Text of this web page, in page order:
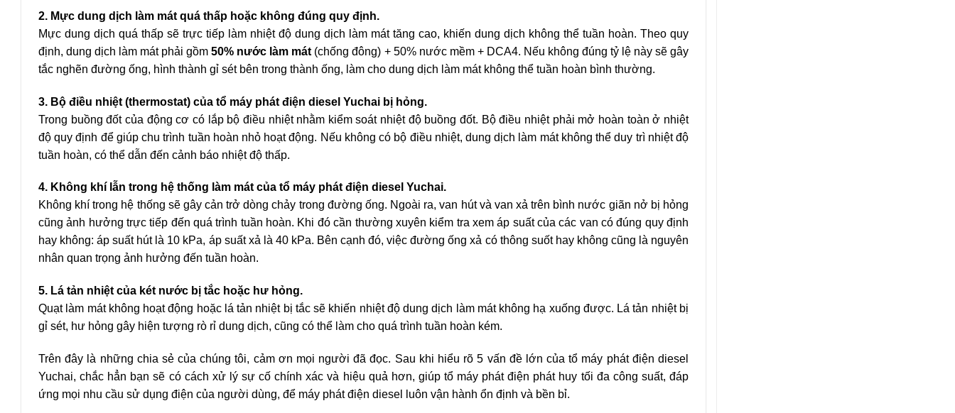
2. Mực dung dịch làm mát quá thấp hoặc không đúng quy định.
Mực dung dịch quá thấp sẽ trực tiếp làm nhiệt độ dung dịch làm mát tăng cao, khiến dung dịch không thể tuần hoàn. Theo quy
định, dung dịch làm mát phải gồm50% nước làm mát (chống đông) + 50% nước mềm + DCA4. Nếu không đúng tỷ lệ này sẽ gây
tắc nghẽn đường ống, hình thành gỉ sét bên trong thành ống, làm cho dung dịch làm mát không thể tuần hoàn bình thường.
3. Bộ điều nhiệt (thermostat) của tổ máy phát điện diesel Yuchai bị hỏng.
Trong buồng đốt của động cơ có lắp bộ điều nhiệt nhằm kiểm soát nhiệt độ buồng đốt. Bộ điều nhiệt phải mở hoàn toàn ở nhiệt
độ quy định để giúp chu trình tuần hoàn nhỏ hoạt động. Nếu không có bộ điều nhiệt, dung dịch làm mát không thể duy trì nhiệt độ
tuần hoàn, có thể dẫn đến cảnh báo nhiệt độ thấp.
4. Không khí lẫn trong hệ thống làm mát của tổ máy phát điện diesel Yuchai.
Không khí trong hệ thống sẽ gây cản trở dòng chảy trong đường ống. Ngoài ra, van hút và van xả trên bình nước giãn nở bị hỏng
cũng ảnh hưởng trực tiếp đến quá trình tuần hoàn. Khi đó cần thường xuyên kiểm tra xem áp suất của các van có đúng quy định
hay không: áp suất hút là 10 kPa, áp suất xả là 40 kPa. Bên cạnh đó, việc đường ống xả có thông suốt hay không cũng là nguyên
nhân quan trọng ảnh hưởng đến tuần hoàn.
5. Lá tản nhiệt của két nước bị tắc hoặc hư hỏng.
Quạt làm mát không hoạt động hoặc lá tản nhiệt bị tắc sẽ khiến nhiệt độ dung dịch làm mát không hạ xuống được. Lá tản nhiệt bị
gỉ sét, hư hỏng gây hiện tượng rò rỉ dung dịch, cũng có thể làm cho quá trình tuần hoàn kém.
Trên đây là những chia sẻ của chúng tôi, cảm ơn mọi người đã đọc. Sau khi hiểu rõ 5 vấn đề lớn của tổ máy phát điện diesel
Yuchai, chắc hẳn bạn sẽ có cách xử lý sự cố chính xác và hiệu quả hơn, giúp tổ máy phát điện phát huy tối đa công suất, đáp
ứng mọi nhu cầu sử dụng điện của người dùng, để máy phát điện diesel luôn vận hành ổn định và bền bỉ.